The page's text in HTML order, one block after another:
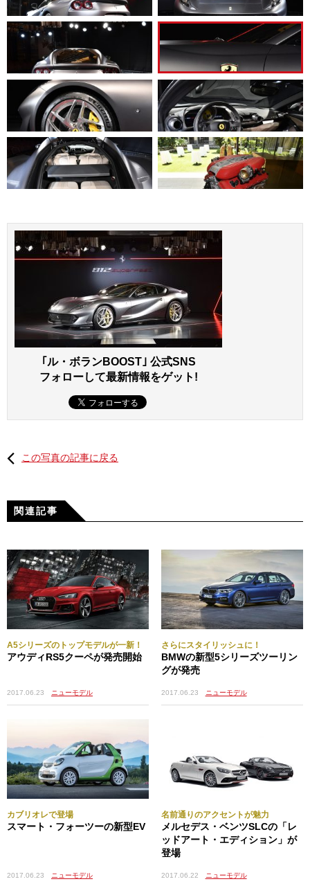
｢ル・ボランBOOST｣ 公式SNS
フォローして最新情報をゲット!
この写真の記事に戻る
関連記事
A5シリーズのトップモデルが一新！
アウディRS5クーペが発売開始
2017.06.23 ニューモデル
さらにスタイリッシュに！
BMWの新型5シリーズツーリン
グが発売
2017.06.23 ニューモデル
カブリオレで登場
スマート・フォーツーの新型EV
2017.06.23 ニューモデル
名前通りのアクセントが魅力
メルセデス・ベンツSLCの「レ
ッドアート・エディション」が
登場
2017.06.22 ニューモデル